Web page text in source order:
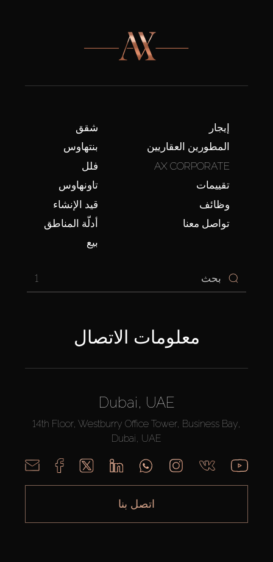
شقق
بنتهاوس
فلل
تاونهاوس
قيد الإنشاء
أدلّة المناطق
بيع
إيجار
المطورين العقاريين
AX CORPORATE
تقييمات
وظائف
تواصل معنا
1
معلومات الاتصال
Dubai, UAE
14th Floor, Westburry Office Tower, Business Bay,
Dubai, UAE
اتصل بنا